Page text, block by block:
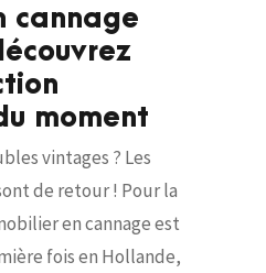
cannage
moment
vintages ? Les
de retour ! Pour la
en cannage est
fois en Hollande,